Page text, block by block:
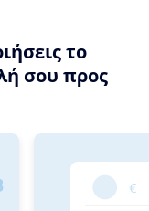
το
σου προς